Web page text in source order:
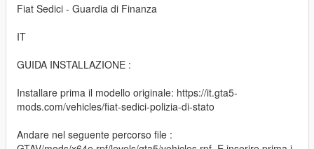
Fiat Sedici - Guardia di Finanza
IT
GUIDA INSTALLAZIONE :
Installare prima il modello originale: https://it.gta5-
mods.com/vehicles/fiat-sedici-polizia-di-stato
Andare nel seguente percorso file :